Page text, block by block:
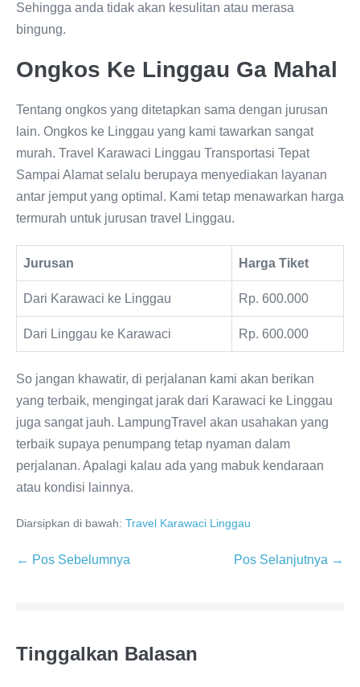
Sehingga anda tidak akan kesulitan atau merasa
bingung.
Ongkos Ke Linggau Ga Mahal
Tentang ongkos yang ditetapkan sama dengan jurusan
lain. Ongkos ke Linggau yang kami tawarkan sangat
murah. Travel Karawaci Linggau Transportasi Tepat
Sampai Alamat selalu berupaya menyediakan layanan
antar jemput yang optimal. Kami tetap menawarkan harga
termurah untuk jurusan travel Linggau.
Jurusan Harga Tiket
Dari Karawaci ke Linggau Rp. 600.000
Dari Linggau ke Karawaci Rp. 600.000
So jangan khawatir, di perjalanan kami akan berikan
yang terbaik, mengingat jarak dari Karawaci ke Linggau
juga sangat jauh. LampungTravel akan usahakan yang
terbaik supaya penumpang tetap nyaman dalam
perjalanan. Apalagi kalau ada yang mabuk kendaraan
atau kondisi lainnya.
Diarsipkan di bawah: Travel Karawaci Linggau
← Pos Sebelumnya Pos Selanjutnya →
Tinggalkan Balasan